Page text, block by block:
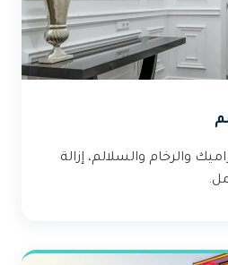
والرخام والسلالم، إزالة